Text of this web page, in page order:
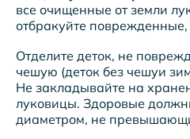
все очищенные от земли
отбракуйте
Отделите деток, не
чешую (деток без чешуи
Не закладывайте на
луковицы. Здоровые
диаметром, не